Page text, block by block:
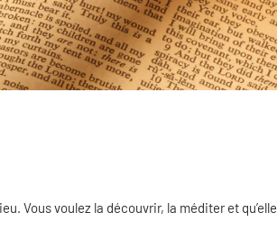
Vous voulez la découvrir, la méditer et qu’elle